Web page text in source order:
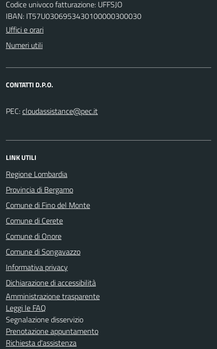
Codice univoco fatturazione: UFFSJO
IBAN: IT57U0306953430100000300030
Uffici e orari
Numeri utili
CONTATTI D.P.O.
PEC:
LINK UTILI
Regione Lombardia
Provincia di Bergamo
Comune di Fino del Monte
Comune di Cerete
Comune di Onore
Comune di Songavazzo
Informativa privacy
Dichiarazione di accessibilità
Amministrazione trasparente
Leggi le FAQ
Segnalazione disservizio
Prenotazione appuntamento
Richiesta d'assistenza